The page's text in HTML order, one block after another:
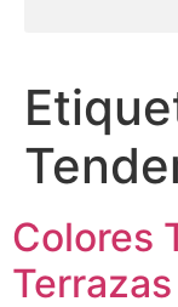
Colores